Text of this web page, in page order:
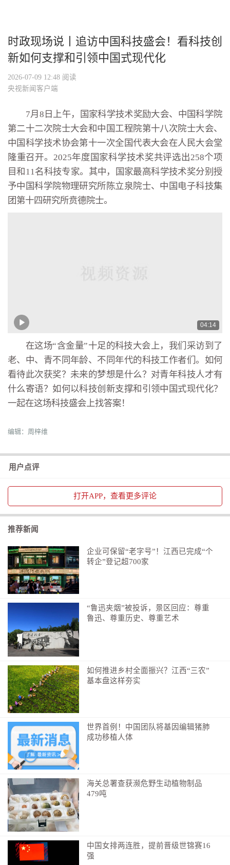
时政现场说丨追访中国科技盛会！看科技创
新如何支撑和引领中国式现代化
2026-07-09 12:48 阅读
央视新闻客户端
7月8日上午，国家科学技术奖励大会、中国科学院
第二十二次院士大会和中国工程院第十八次院士大会、
中国科学技术协会第十一次全国代表大会在人民大会堂
隆重召开。2025年度国家科学技术奖共评选出258个项
目和11名科技专家。其中，国家最高科学技术奖分别授
予中国科学院物理研究所陈立泉院士、中国电子科技集
团第十四研究所贲德院士。
04:14
在这场“含金量”十足的科技大会上，我们采访到了
老、中、青不同年龄、不同年代的科技工作者们。如何
看待此次获奖？未来的梦想是什么？对青年科技人才有
什么寄语？如何以科技创新支撑和引领中国式现代化？
一起在这场科技盛会上找答案！
编辑：周梓维
用户点评
打开APP，查看更多评论
推荐新闻
企业可保留“老字号”！江西已完成“个
转企”登记超700家
“鲁迅夹烟”被投诉，景区回应：尊重
鲁迅、尊重历史、尊重艺术
如何推进乡村全面振兴？江西“三农”
基本盘这样夯实
世界首例！中国团队将基因编辑猪肺
成功移植人体
海关总署查获濒危野生动植物制品
479吨
中国女排两连胜，提前晋级世锦赛16
强